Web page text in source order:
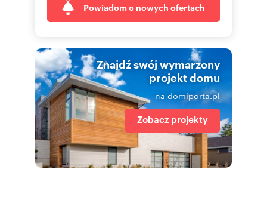
Powiadom o nowych ofertach
Znajdź swój wymarzony
projekt domu
na domiporta.pl
Zobacz projekty